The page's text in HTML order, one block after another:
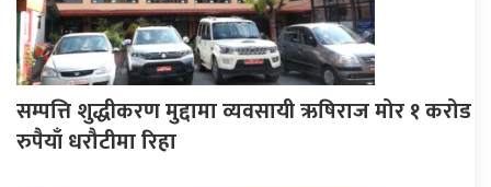
सम्पत्ति शुद्धीकरण मुद्दामा व्यवसायी ऋषिराज मोर १ करोड
रुपैयाँ धरौटीमा रिहा